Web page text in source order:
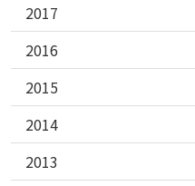
2017
2016
2015
2014
2013